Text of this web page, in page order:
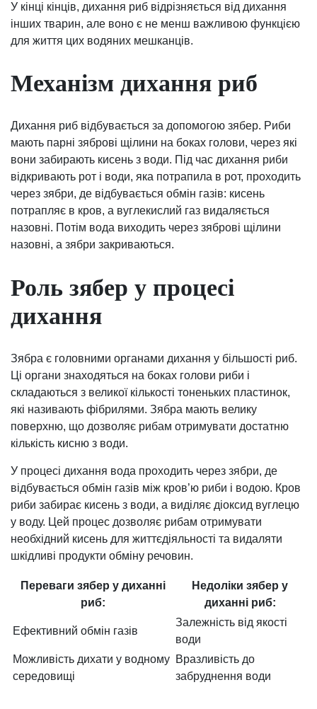
У кінці кінців, дихання риб відрізняється від дихання
інших тварин, але воно є не менш важливою функцією
для життя цих водяних мешканців.
Механізм дихання риб
Дихання риб відбувається за допомогою зябер. Риби
мають парні зяброві щілини на боках голови, через які
вони забирають кисень з води. Під час дихання риби
відкривають рот і води, яка потрапила в рот, проходить
через зябри, де відбувається обмін газів: кисень
потрапляє в кров, а вуглекислий газ видаляється
назовні. Потім вода виходить через зяброві щілини
назовні, а зябри закриваються.
Роль зябер у процесі
дихання
Зябра є головними органами дихання у більшості риб.
Ці органи знаходяться на боках голови риби і
складаються з великої кількості тоненьких пластинок,
які називають фібрилями. Зябра мають велику
поверхню, що дозволяє рибам отримувати достатню
кількість кисню з води.
У процесі дихання вода проходить через зябри, де
відбувається обмін газів між кров’ю риби і водою. Кров
риби забирає кисень з води, а виділяє діоксид вуглецю
у воду. Цей процес дозволяє рибам отримувати
необхідний кисень для життєдіяльності та видаляти
шкідливі продукти обміну речовин.
Переваги зябер у диханні
риб:
Недоліки зябер у
диханні риб:
Ефективний обмін газів
Залежність від якості
води
Можливість дихати у водному
середовищі
Вразливість до
забруднення води